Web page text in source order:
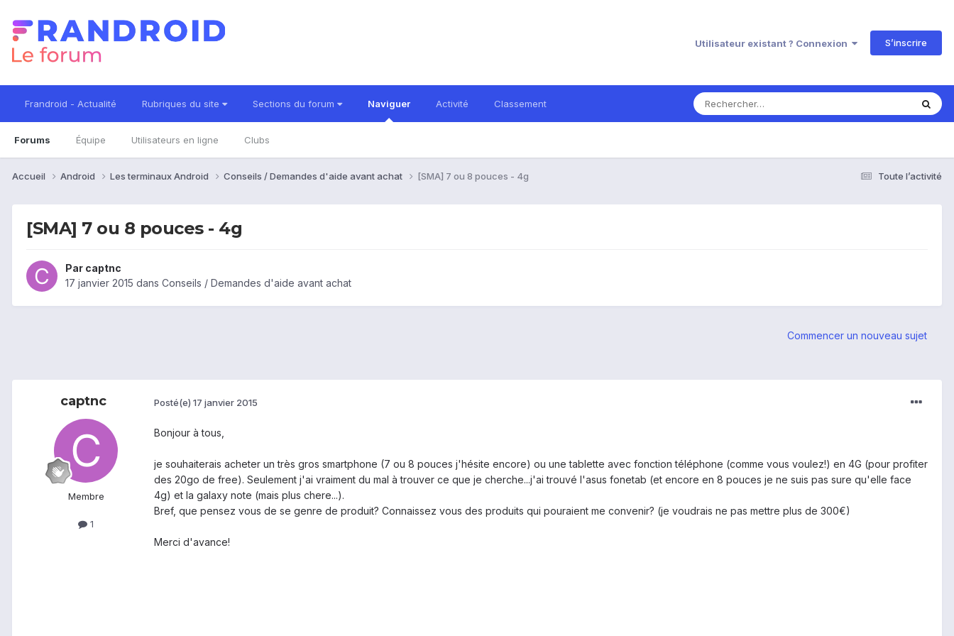
Utilisateur existant ? Connexion S’inscrire
Frandroid - Actualité Rubriques du site Sections du forum Naviguer
Forums Équipe Utilisateurs en ligne Clubs
Activité Classement
Toute l’activité
Accueil Android Les terminaux Android Conseils / Demandes d'aide avant achat [SMA] 7 ou 8 pouces - 4g
[SMA] 7 ou 8 pouces - 4g
Par captnc
17 janvier 2015 dans Conseils / Demandes d'aide avant achat
Commencer un nouveau sujet
captnc
Membre
1
Posté(e) 17 janvier 2015
Bonjour à tous,
je souhaiterais acheter un très gros smartphone (7 ou 8 pouces j'hésite encore) ou une tablette avec fonction téléphone (comme vous voulez!) en 4G (pour profiter
des 20go de free). Seulement j'ai vraiment du mal à trouver ce que je cherche...j'ai trouvé l'asus fonetab (et encore en 8 pouces je ne suis pas sure qu'elle face
4g) et la galaxy note (mais plus chere...).
Bref, que pensez vous de se genre de produit? Connaissez vous des produits qui pouraient me convenir? (je voudrais ne pas mettre plus de 300€)
Merci d'avance!